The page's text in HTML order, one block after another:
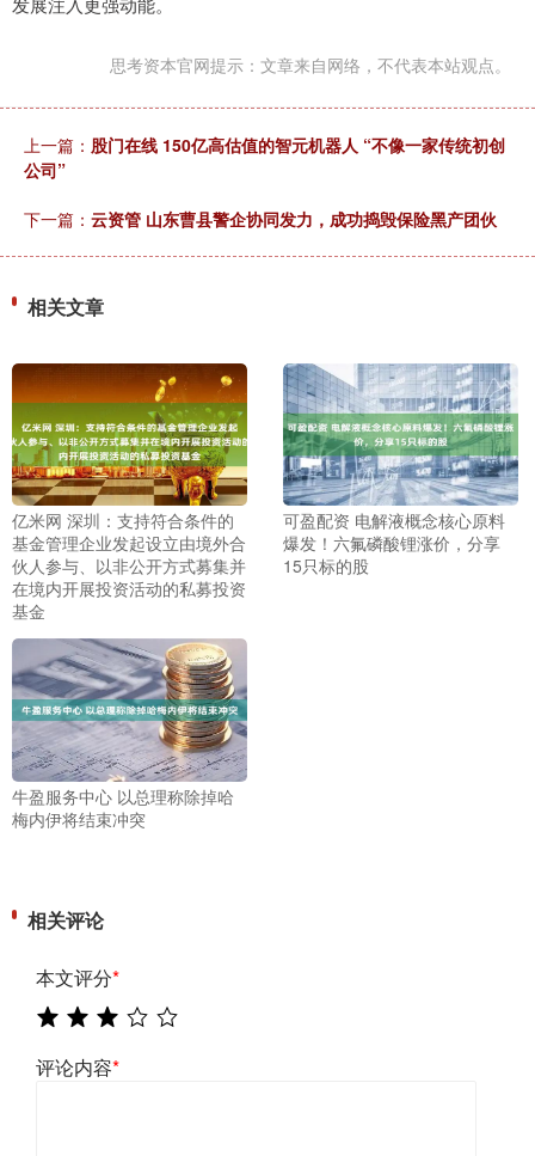
思考资本官网提示：文章来自网络，不代表本站观点。
上一篇： 股门在线 150亿高估值的智元机器人 “不像一家传统初创
公司”
下一篇： 云资管 山东曹县警企协同发力，成功捣毁保险黑产团伙
相关文章
亿米网 深圳：支持符合条件的
基金管理企业发起设立由境外合
伙人参与、以非公开方式募集并
在境内开展投资活动的私募投资
基金
可盈配资 电解液概念核心原料
爆发！六氟磷酸锂涨价，分享
15只标的股
牛盈服务中心 以总理称除掉哈
梅内伊将结束冲突
相关评论
本文评分*
评论内容*